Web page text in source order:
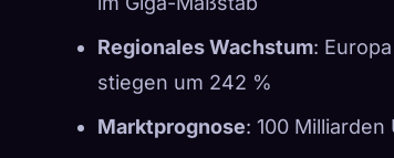
Regionales Wachstum:
stiegen um 242 %
Marktprognose: 100